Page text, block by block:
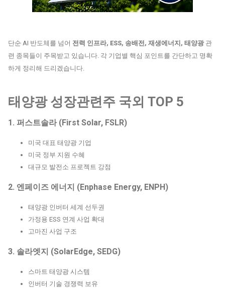
단순 AI 반도체를 넘어 전력 인프라, ESS, 송배전, 재생에너지, 태양광 관
련 종목들이 주목받고 있습니다. 각 기업별 핵심 포인트를 간단하고 명확
하게 정리해 드리겠습니다.
태양광 성장관련주 국외 TOP 5
1. 퍼스트솔라 (First Solar, FSLR)
미국 대표 태양광 기업
미국 정부 지원 수혜
대규모 발전소 프로젝트 강점
2. 엔페이즈 에너지 (Enphase Energy, ENPH)
태양광 인버터 세계 선두권
가정용 ESS 연계 사업 확대
고마진 사업 구조
3. 솔라엣지 (SolarEdge, SEDG)
스마트 태양광 시스템
인버터 기술 경쟁력 보유